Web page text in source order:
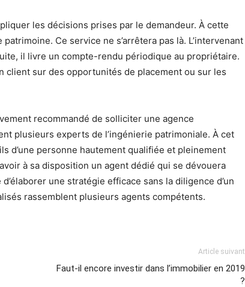
les décisions prises par le demandeur. À cette
Ce service ne s’arrêtera pas là. L’intervenant
il livre un compte-rendu périodique au propriétaire.
client sur des opportunités de placement ou sur les
recommandé de solliciter une agence
plusieurs experts de l’ingénierie patrimoniale. À cet
d’une personne hautement qualifiée et pleinement
à sa disposition un agent dédié qui se dévouera
une stratégie efficace sans la diligence d’un
rassemblent plusieurs agents compétents.
Article suivant
Faut-il encore investir dans l’immobilier en 2019
?